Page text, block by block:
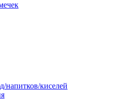
напитков/киселей